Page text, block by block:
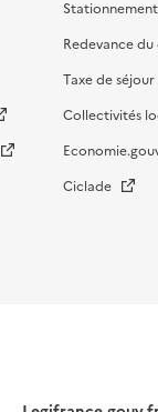
Redevance
Taxe de séjour
Collectivités
Ciclade